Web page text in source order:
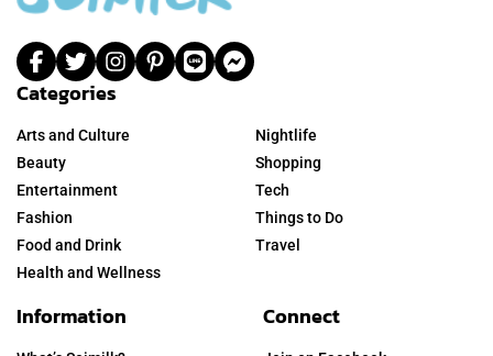
Categories
Arts and Culture
Beauty
Entertainment
Fashion
Food and Drink
Health and Wellness
Nightlife
Shopping
Tech
Things to Do
Travel
Information Connect